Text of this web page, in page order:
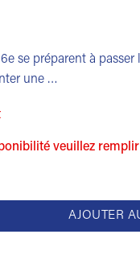
se préparent à
une …
veuillez
3 - premiers pas sur
AJOUTER